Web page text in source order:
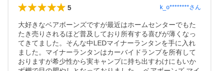
5 k_o********さん
大好きなベアボーンズですが最近はホームセンターでもた
たき売りされるほど普及しており所有する喜びが薄くなっ
てきてました。そんな中LEDマイナーランタンを手に入れ
ました。マイナーランタンはカーバイドランプを所有して
おりますが希少性から実キャンプに持ち出すわけにもいか